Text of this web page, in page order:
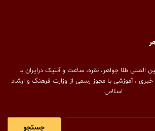
المللی طلا جواهر، نقره، ساعت و آنتیک درایران با
، آموزشی با مجوز رسمی از وزارت فرهنگ و ارشاد
اسلامی